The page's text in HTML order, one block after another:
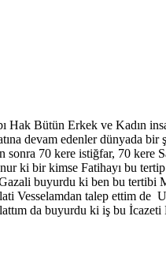
Bütün Erkek ve Kadın
devam edenler dünyada bir
sonra 70 kere istiğfar, 70 kere
ki bir kimse Fatihayı bu
buyurdu ki ben bu
Vesselamdan talep ettim de
da buyurdu ki iş bu İcazeti